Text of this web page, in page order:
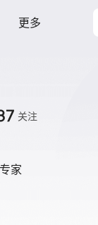
更多
关注
家